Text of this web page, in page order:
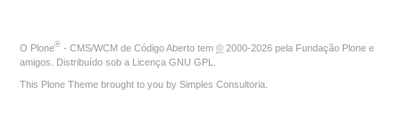
O Plone® - CMS/WCM de Código Aberto tem © 2000-2026 pela Fundação Plone e
amigos. Distribuído sob a Licença GNU GPL
This Plone Theme brought to you by Simples Consultoria